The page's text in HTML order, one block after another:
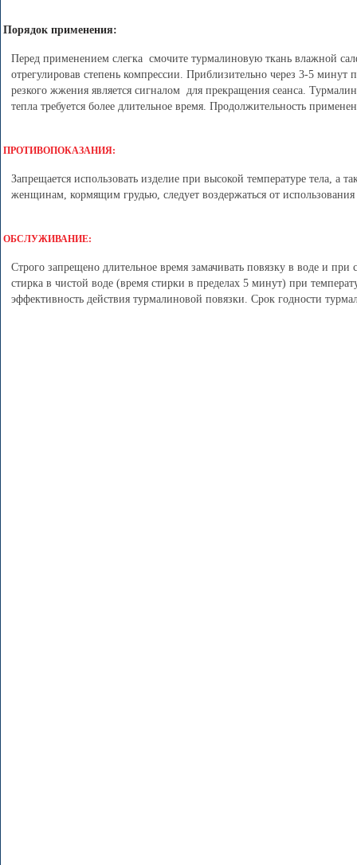
Порядок применения:
Перед применением слегка смочите турмалиновую ткань влажной
отрегулировав степень компрессии. Приблизительно через 3-5
резкого жжения является сигналом для прекращения сеанса.
тепла требуется более длительное время. Продолжительность
ПРОТИВОПОКАЗАНИЯ:
Запрещается использовать изделие при высокой температуре тела,
женщинам, кормящим грудью, следует воздержаться от
ОБСЛУЖИВАНИЕ:
Строго запрещено длительное время замачивать повязку в воде и
стирка в чистой воде (время стирки в пределах 5 минут) при
эффективность действия турмалиновой повязки. Срок годности